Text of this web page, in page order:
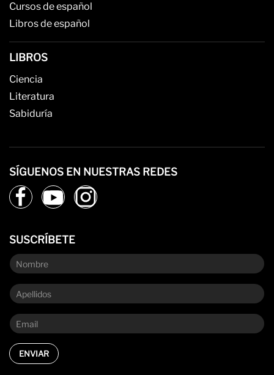
Cursos de español
Libros de español
LIBROS
Ciencia
Literatura
Sabiduría
SÍGUENOS EN NUESTRAS REDES
SUSCRÍBETE
ENVIAR